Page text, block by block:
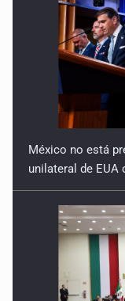
México no está
unilateral de EUA